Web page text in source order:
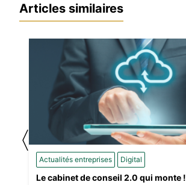
Articles similaires
Actualités entreprises Digital
Le cabinet de conseil 2.0 qui monte !
〈